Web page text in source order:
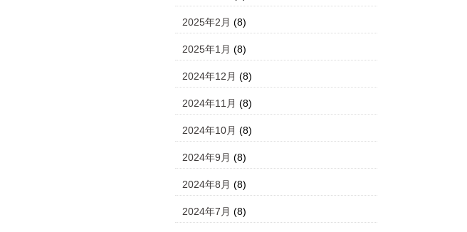
2025年2月 (8)
2025年1月 (8)
2024年12月 (8)
2024年11月 (8)
2024年10月 (8)
2024年9月 (8)
2024年8月 (8)
2024年7月 (8)